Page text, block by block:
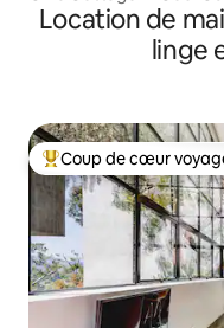
Location de
linge
Coups de cœur
Coup de cœur